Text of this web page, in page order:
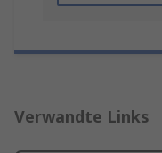
Verwandte Links